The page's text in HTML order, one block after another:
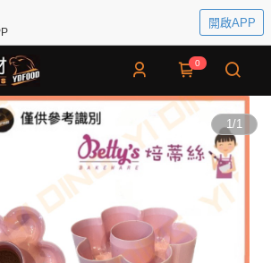
開啟APP
0
1/1